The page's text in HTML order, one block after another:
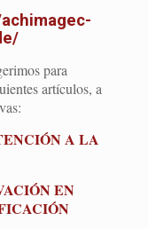
para
artículos, a
A LA
EN